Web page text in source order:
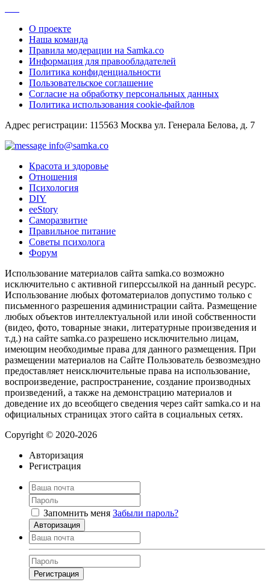
О проекте
Наша команда
Правила модерации на Samka.co
Информация для правообладателей
Политика конфиденциальности
Пользовательское соглашение
Согласие на обработку персональных данных
Политика использования cookie-файлов
Адрес регистрации: 115563 Москва ул. Генерала Белова, д. 7
info@samka.co
Красота и здоровье
Отношения
Психология
DIY
ееStory
Саморазвитие
Правильное питание
Советы психолога
Форум
Использование материалов сайта samka.co возможно
исключительно с активной гиперссылкой на данный ресурс.
Использование любых фотоматериалов допустимо только с
письменного разрешения администрации сайта. Размещение
любых объектов интеллектуальной или иной собственности
(видео, фото, товарные знаки, литературные произведения и
т.д.) на сайте samka.co разрешено исключительно лицам,
имеющим необходимые права для данного размещения. При
размещении материалов на Сайте Пользователь безвозмездно
предоставляет неисключительные права на использование,
воспроизведение, распространение, создание производных
произведений, а также на демонстрацию материалов и
доведение их до всеобщего сведения через сайт samka.co и на
официальных страницах этого сайта в социальных сетях.
Copyright © 2020-2026
Авторизация
Регистрация
Запомнить меня Забыли пароль?
Авторизация
Регистрация